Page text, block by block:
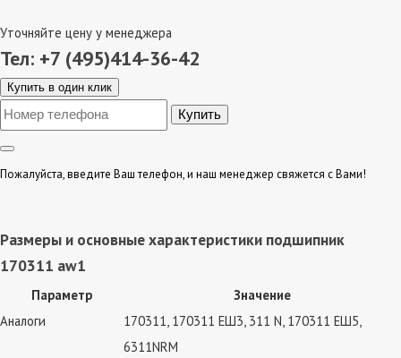
Уточняйте цену у менеджера
Тел: +7 (495)414-36-42
Купить в один клик
Пожалуйста, введите Ваш телефон, и наш менеджер свяжется с Вами!
Размеры и основные характеристики подшипник
170311 аw1
Параметр
Значение
Аналоги
170311, 170311 ЕШ3, 311 N, 170311 ЕШ5,
6311NRM